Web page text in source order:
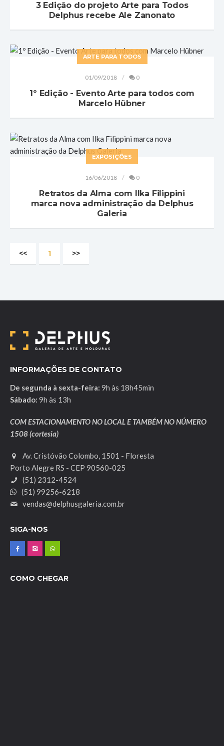
3 Edição do projeto Arte para Todos
Delphus recebe Ale Zanonato
ARTE PARA TODOS
01/09/2018 0
1º Edição - Evento Arte para todos com
Marcelo Hübner
EXPOSIÇÕES
16/06/2018 0
Retratos da Alma com Ilka Filippini
marca nova administração da Delphus
Galeria
<< 1 >>
INFORMAÇÕES DE CONTATO
De segunda à sexta-feira: 9h às 18h45min
Sábado: 9h às 13h
COM ESTACIONAMENTO NO LOCAL E TAMBÉM NO NÚMERO
1508 (cortesia)
Av. Cristóvão Colombo, 1501 - Floresta
Porto Alegre RS - CEP 90560-025
(51) 2312-4524
(51) 99256-6218
vendas@delphusgaleria.com.br
SIGA-NOS
COMO CHEGAR